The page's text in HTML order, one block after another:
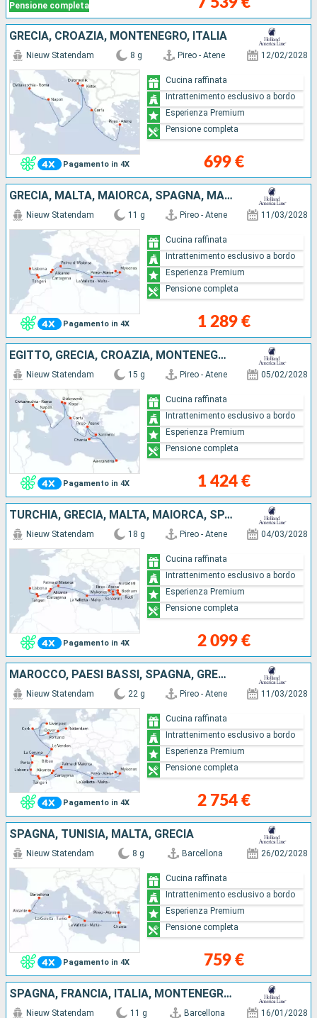
Pensione completa
GRECIA, CROAZIA, MONTENEGRO, ITALIA
Pagamento in 4X
Nieuw Statendam 8 g Pireo - Atene 12/02/2028
699 €
Cucina raffinata
Intrattenimento esclusivo a bordo
Esperienza Premium
Pensione completa
GRECIA, MALTA, MAIORCA, SPAGNA, MAROCCO, PORTOGALLO
Pagamento in 4X
Nieuw Statendam 11 g Pireo - Atene 11/03/2028
1 289 €
Cucina raffinata
Intrattenimento esclusivo a bordo
Esperienza Premium
Pensione completa
EGITTO, GRECIA, CROAZIA, MONTENEGRO, ITALIA
Pagamento in 4X
Nieuw Statendam 15 g Pireo - Atene 05/02/2028
1 424 €
Cucina raffinata
Intrattenimento esclusivo a bordo
Esperienza Premium
Pensione completa
TURCHIA, GRECIA, MALTA, MAIORCA, SPAGNA, MAROCCO, PORTOGALLO
Pagamento in 4X
Nieuw Statendam 18 g Pireo - Atene 04/03/2028
2 099 €
Cucina raffinata
Intrattenimento esclusivo a bordo
Esperienza Premium
Pensione completa
MAROCCO, PAESI BASSI, SPAGNA, GRECIA, REGNO UNITO, PORTOGALLO, IRLANDA, MAIORCA, FRANCIA, MALTA
Pagamento in 4X
Nieuw Statendam 22 g Pireo - Atene 11/03/2028
2 754 €
Cucina raffinata
Intrattenimento esclusivo a bordo
Esperienza Premium
Pensione completa
SPAGNA, TUNISIA, MALTA, GRECIA
Pagamento in 4X
Nieuw Statendam 8 g Barcellona 26/02/2028
759 €
Cucina raffinata
Intrattenimento esclusivo a bordo
Esperienza Premium
Pensione completa
SPAGNA, FRANCIA, ITALIA, MONTENEGRO, GRECIA
Nieuw Statendam 11 g Barcellona 16/01/2028